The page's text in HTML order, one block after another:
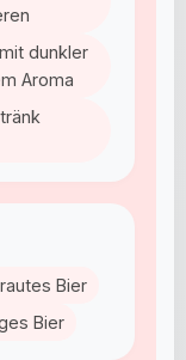
dunkler
Aroma
Bier
Bier